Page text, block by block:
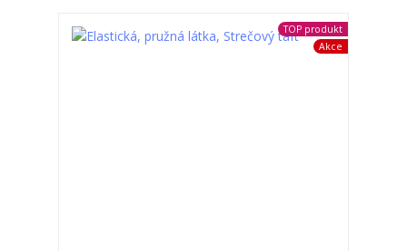
TOP produkt
Akce